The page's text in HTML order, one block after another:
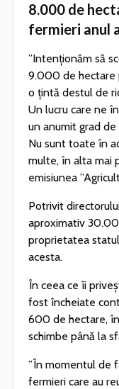
8.000 de
fermieri anul
”Intenționăm să
9.000 de hectare
o țintă destul de
Un lucru care ne
un anumit grad
Nu sunt toate în
multe, în alta mai
emisiunea
Potrivit
aproximativ
proprietatea
acesta.
În ceea ce îi
fost încheiate
600 de hectare,
schimbe până la
”În momentul de
fermieri care au